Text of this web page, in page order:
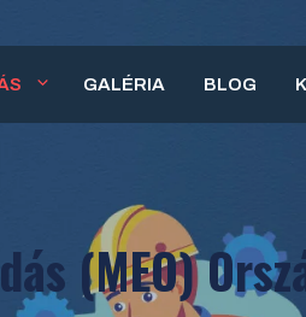
GALÉRIA BLOG
(MEO)